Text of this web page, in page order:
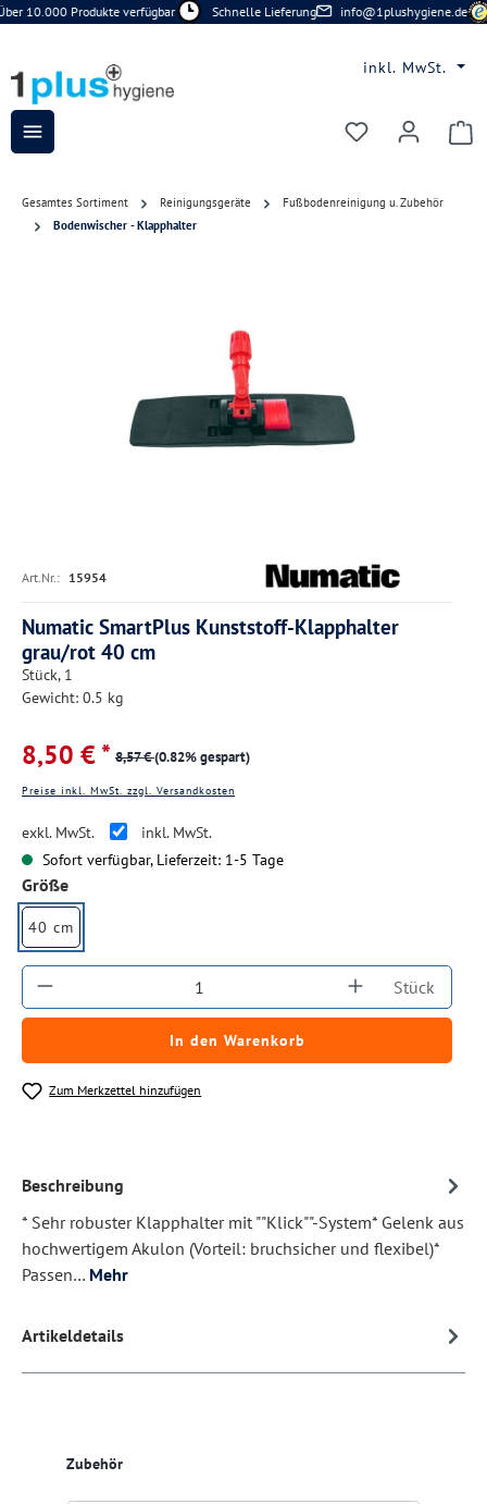
Zum Hauptinhalt springen
10.000 Produkte verfügbar Schnelle Lieferung info@1plushygiene.de
inkl. MwSt.
Du hast 0
Gesamtes Sortiment Reinigungsgeräte
Fußbodenreinigung u. Zubehör
Bodenwischer - Klapphalter
Art.Nr.: 15954
Numatic SmartPlus Kunststoff-Klapphalter
grau/rot 40 cm
Stück, 1
Gewicht: 0.5 kg
8,50 € * 8,57 €(0.82% gespart)
Preise inkl. MwSt. zzgl. Versandkosten
exkl. MwSt.
inkl. MwSt.
Sofort verfügbar, Lieferzeit: 1-5 Tage
Größeauswählen
40 cm
Produkt Anzahl: Gib den gewünschten
Stück
In den Warenkorb
Zum Merkzettel hinzufügen
Beschreibung
* Sehr robuster Klapphalter mit ""Klick""-System* Gelenk aus
hochwertigem Akulon (Vorteil: bruchsicher und flexibel)*
Passen… Mehr
Artikeldetails
Produktgalerie überspringen
Zubehör